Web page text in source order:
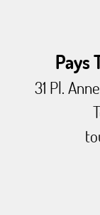
Pays
31 Pl.